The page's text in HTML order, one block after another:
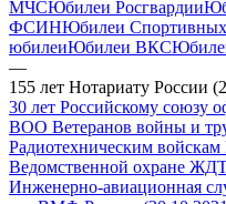
МЧСЮбилеи Росгвардии
ФСИНЮбилеи Спортивных
юбилеиЮбилеи ВКС
—
155 лет Нотариату России
30 лет Российскому союзу
ВОО Ветеранов войны и
Радиотехническим
Ведомственной охране
Инженерно-авиационная